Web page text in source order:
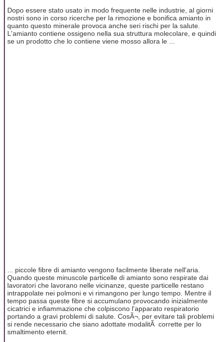
Dopo essere stato usato in modo frequente nelle industrie, al giorni
nostri sono in corso ricerche per la rimozione e bonifica amianto in
quanto questo minerale provoca anche seri rischi per la salute.
L'amianto contiene ossigeno nella sua struttura molecolare, e quindi
se un prodotto che lo contiene viene mosso allora le ...
... piccole fibre di amianto vengono facilmente liberate nell'aria.
Quando queste minuscole particelle di amianto sono respirate dai
lavoratori che lavorano nelle vicinanze, queste particelle restano
intrappolate nei polmoni e vi rimangono per lungo tempo. Mentre il
tempo passa queste fibre si accumulano provocando inizialmente
cicatrici e infiammazione che colpiscono l'apparato respiratorio
portando a gravi problemi di salute. CosÃ¬, per evitare tali problemi
si rende necessario che siano adottate modalitÃ corrette per lo
smaltimento eternit.